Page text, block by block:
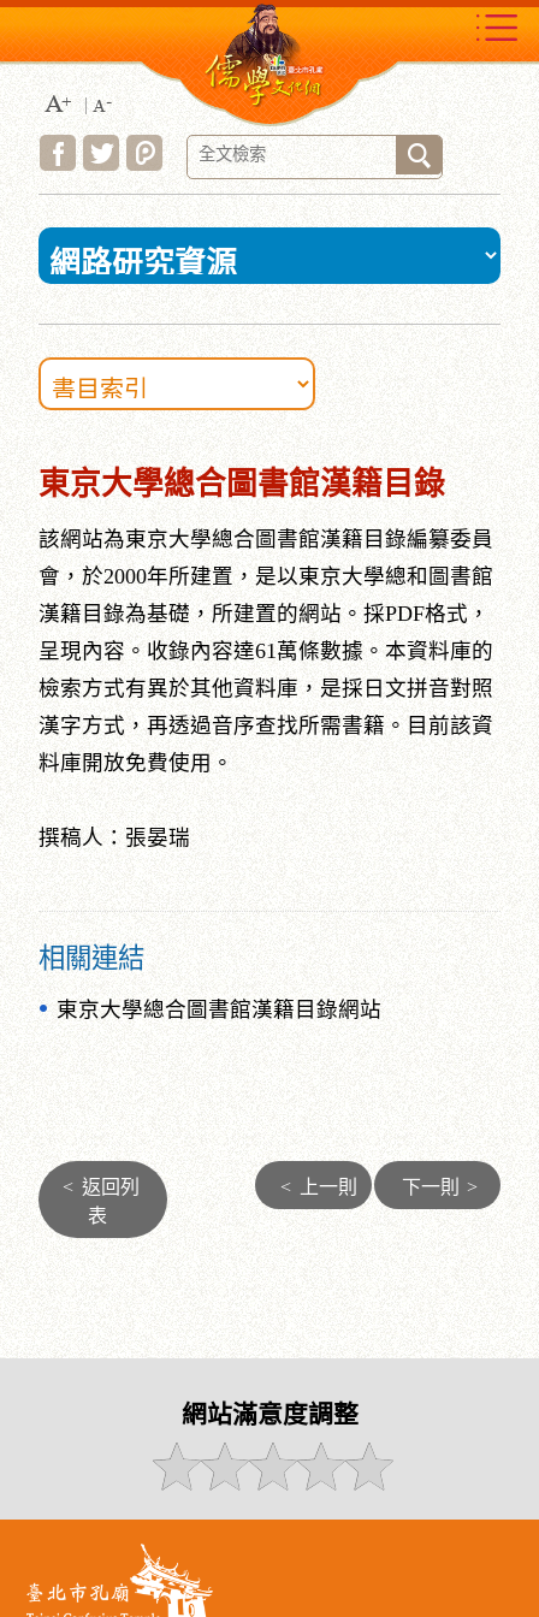
到
主
要
內
容
區
塊
:::
東京大學總合圖書館漢籍目錄
該網站為東京大學總合圖書館漢籍目錄編纂委員
會，於2000年所建置，是以東京大學總和圖書館
漢籍目錄為基礎，所建置的網站。採PDF格式，
呈現內容。收錄內容達61萬條數據。本資料庫的
檢索方式有異於其他資料庫，是採日文拼音對照
漢字方式，再透過音序查找所需書籍。目前該資
料庫開放免費使用。
撰稿人：張晏瑞
相關連結
東京大學總合圖書館漢籍目錄網站
< 返回列
表
< 上一則 下一則 >
網站滿意度調整